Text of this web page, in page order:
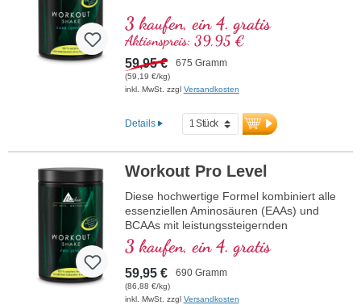
Die ultimative Formel für alle, die auf
höchste Qualität setzen. Mit Whey-
Protein-Isolat für eine vollständige
Versorgung mit essenziellen Aminosäuren
für mehr Kraft und Acetyl-L-Carnitin zur
Unterstützung der Energieversorgung.
aber kalorienreduziert und mit natürlicher
verfeinert. D-Pinitol sorgt für eine
optimierte Nährstoffaufnahme, damit Sie
das Maximum aus Ihrem Training
herausholen können!
Mehr Informationen zu Workout Carb
Control
3 kaufen, ein 4. gratis
Aktionspreis: 39,95 €
59,95 € 675 Gramm
(59,19 €/kg)
inkl. MwSt. zzgl Versandkosten
Details
Workout Pro Level
Diese hochwertige Formel kombiniert alle
essenziellen Aminosäuren (EAAs) und
BCAAs mit leistungssteigernden
Substanzen wie Creatin für mehr
Muskelenergie, Acetyl-L-Carnitin zur
Mitochondrien-Unterstützung und D-
Ribose als essenziellem Baustein für ATP,
DNA und NADH. Zusätzlich sorgt D-Pinitol
3 kaufen, ein 4. gratis
59,95 € 690 Gramm
(86,88 €/kg)
inkl. MwSt. zzgl Versandkosten